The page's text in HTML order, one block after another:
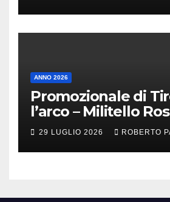
ANNO 2026
Promozionale di
l’arco – Militello
(Me)
29 LUGLIO 2026 ROBERTO